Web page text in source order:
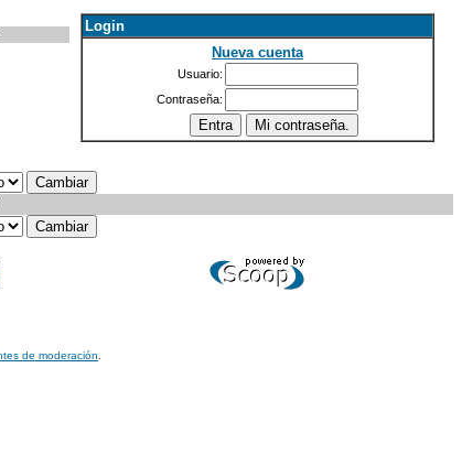
Login
Nueva cuenta
Usuario:
Contraseña:
de moderación